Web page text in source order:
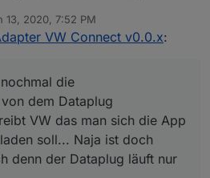
nochmal die Bedienungsanleitung
durchgelesen da schreibt VW das
13, 2020, 7:52 PM
VW Connect v0.0.x:
die
dem Dataplug
VW das man sich die App
soll... Naja ist doch
denn der Dataplug läuft nur